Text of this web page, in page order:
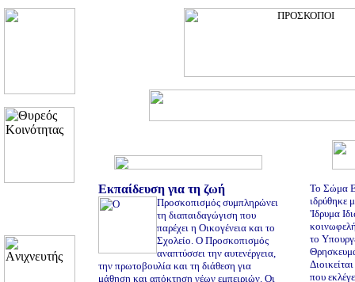
Eκπαίδευση για τη ζωή
Προσκοπισμός συμπληρώνει
τη διαπαιδαγώγιση που
παρέχει η Οικογένεια και το
Σχολείο. Ο Προσκοπισμός
αναπτύσσει την αυτενέργεια,
την πρωτοβουλία και τη διάθεση για
μάθηση και απόκτηση νέων εμπειριών. Οι
Το Σώμα
ιδρύθηκε
'Iδρυμα
το
που